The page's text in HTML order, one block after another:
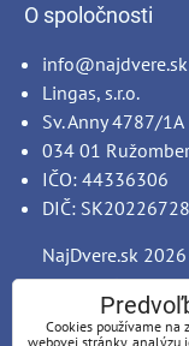
O spoločnosti
info@najdvere.sk
Lingas, s.r.o.
Sv. Anny 4787/1A
034 01
IČO: 44336306
DIČ:
NajDvere.sk
Cookies používame na
webovej stránky, analýzu